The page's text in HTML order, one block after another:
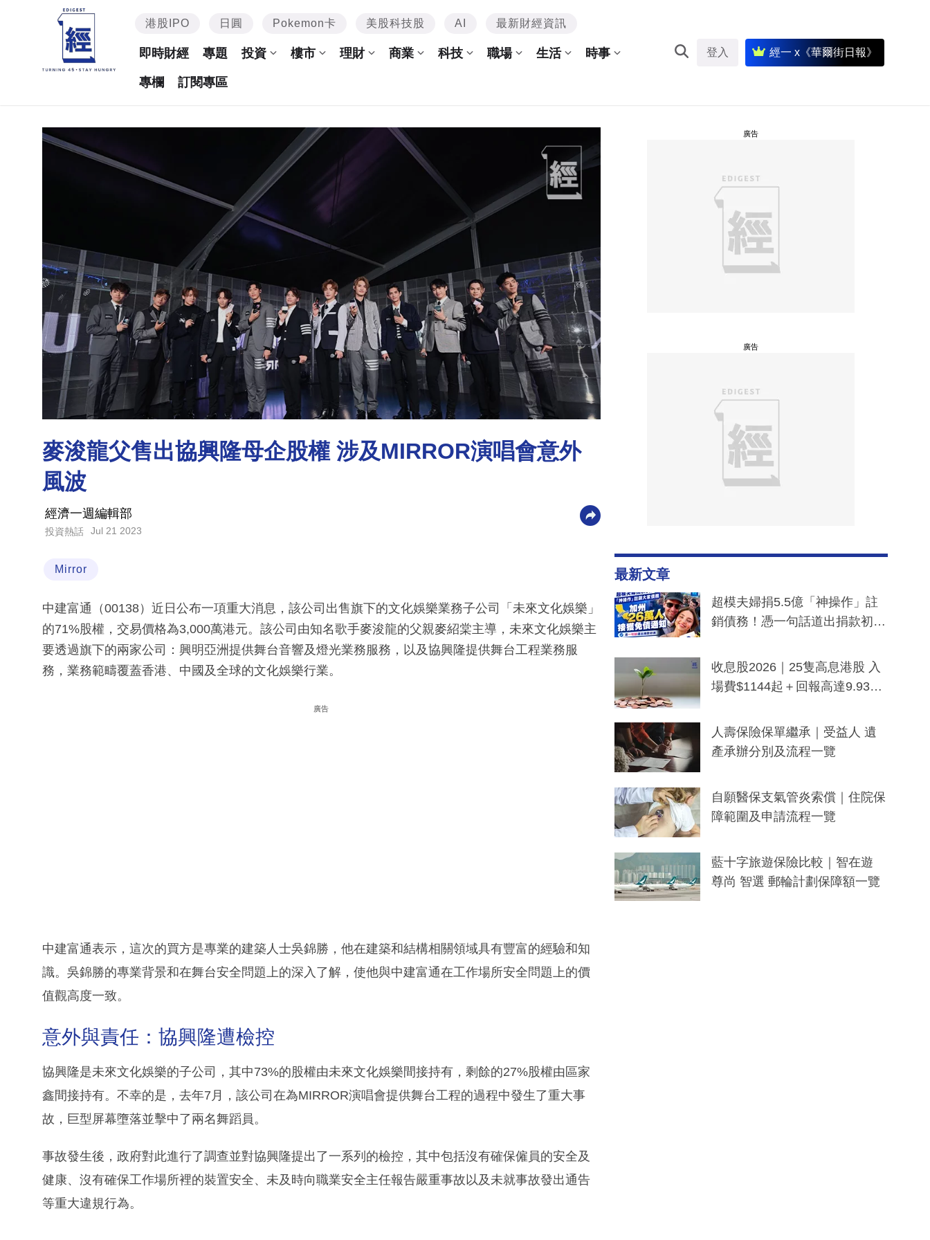
港股IPO 日圓 Pokemon卡 美股科技股 AI 最新財經資訊
即時財經 專題 投資 樓市 理財 商業 科技 職場 生活 時事
專欄 訂閱專區
登入 經一 x《華爾街日報》
麥浚龍父售出協興隆母企股權 涉及MIRROR演唱會意外
風波
經濟一週編輯部
投資熱話 Jul 21 2023
Mirror
中建富通（00138）近日公布一項重大消息，該公司出售旗下的文化娛樂業務子公司「未來文化娛樂」
的71%股權，交易價格為3,000萬港元。該公司由知名歌手麥浚龍的父親麥紹棠主導，未來文化娛樂主
要透過旗下的兩家公司：興明亞洲提供舞台音響及燈光業務服務，以及協興隆提供舞台工程業務服
務，業務範疇覆蓋香港、中國及全球的文化娛樂行業。
廣告
中建富通表示，這次的買方是專業的建築人士吳錦勝，他在建築和結構相關領域具有豐富的經驗和知
識。吳錦勝的專業背景和在舞台安全問題上的深入了解，使他與中建富通在工作場所安全問題上的價
值觀高度一致。
意外與責任：協興隆遭檢控
協興隆是未來文化娛樂的子公司，其中73%的股權由未來文化娛樂間接持有，剩餘的27%股權由區家
鑫間接持有。不幸的是，去年7月，該公司在為MIRROR演唱會提供舞台工程的過程中發生了重大事
故，巨型屏幕墮落並擊中了兩名舞蹈員。
事故發生後，政府對此進行了調查並對協興隆提出了一系列的檢控，其中包括沒有確保僱員的安全及
健康、沒有確保工作場所裡的裝置安全、未及時向職業安全主任報告嚴重事故以及未就事故發出通告
等重大違規行為。
廣告
廣告
最新文章
超模夫婦捐5.5億「神操作」註
銷債務！憑一句話道出捐款初
一度被誤當詐騙手段
收息股2026｜25隻高息港股 入
場費$1144起＋回報高達9.93
人壽保險保單繼承｜受益人 遺
產承辦分別及流程一覽
自願醫保支氣管炎索償｜住院保
障範圍及申請流程一覽
藍十字旅遊保險比較｜智在遊
尊尚 智選 郵輪計劃保障額一覽